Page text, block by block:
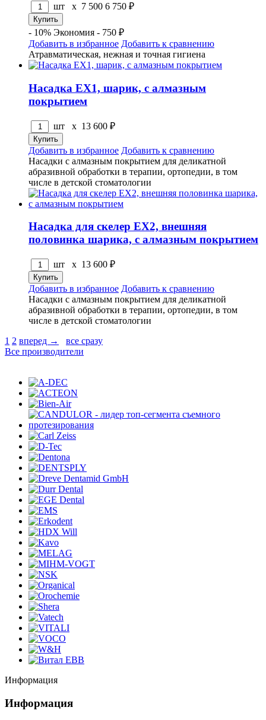
шт x 7 500 6 750 ₽
- 10% Экономия - 750 ₽
Добавить в избранное Добавить к сравнению
Атравматическая, нежная и точная гигиена
Насадка EX1, шарик, с алмазным
покрытием
шт x 13 600 ₽
Добавить в избранное Добавить к сравнению
Насадки с алмазным покрытием для деликатной
абразивной обработки в терапии, ортопедии, в том
числе в детской стоматологии
Насадка для скелер EX2, внешняя
половинка шарика, с алмазным покрытием
шт x 13 600 ₽
Добавить в избранное Добавить к сравнению
Насадки с алмазным покрытием для деликатной
абразивной обработки в терапии, ортопедии, в том
числе в детской стоматологии
1 2 вперед →
все сразу
Все производители
Информация
Информация